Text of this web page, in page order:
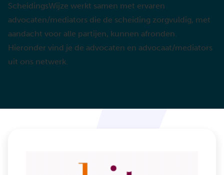
ScheidingsWijze werkt samen met ervaren
advocaten/mediators die de scheiding zorgvuldig, met
aandacht voor alle partijen, kunnen afronden.
Hieronder vind je de advocaten en advocaat/mediators
uit ons netwerk.